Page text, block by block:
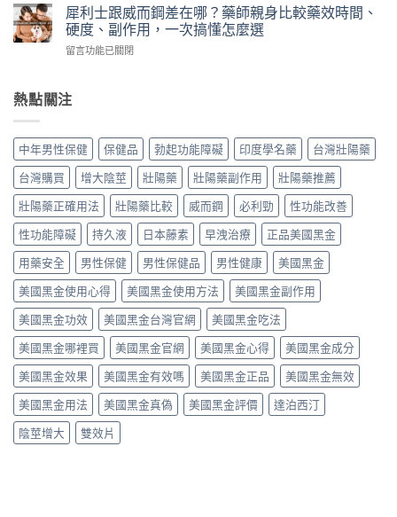
評
價：
哪
副
作
真
假
一
搞
懂〉
中
日
本
榮
黑
成
分、
法、
效
果
與
真
辨
別〉
中
神
丹
評
價
師
使
用
個
月
心
得：
成
分、
吃
法、
副
作
用
與
真
假
辨
別〉
利
士
5mg
每
怎
藥
師
身
經
驗
談
每
保
養、
副
作
用
與
價
格〉
中
犀利士跟威而鋼差在哪？藥師親身比較藥效時間、
硬度、副作用，一次搞懂怎麼選
在
士
跟
而
鋼
差
在
哪？
藥
師
親
比
較
藥
效
時
間、
硬
度、
副
作
用，
一
留言功能已關閉
熱點關注
中年男性保健 保健品 勃起功能障礙 印度學名藥
台灣壯陽藥
台灣購買
增大陰莖 壯陽藥 壯陽藥副作用
壯陽藥推薦
壯陽藥正確用法
壯陽藥比較 威而鋼 必利勁
性功能改善
性功能障礙
持久液 日本藤素 早洩治療
正品美國黑金
用藥安全
男性保健 男性保健品 男性健康
美國黑金
美國黑金使用心得
美國黑金使用方法
美國黑金副作用
美國黑金功效
美國黑金台灣官網
美國黑金吃法
美國黑金哪裡買
美國黑金官網 美國黑金心得
美國黑金成分
美國黑金效果
美國黑金有效嗎 美國黑金正品
美國黑金無效
美國黑金用法
美國黑金真偽 美國黑金評價
達泊西汀
陰莖增大
雙效片